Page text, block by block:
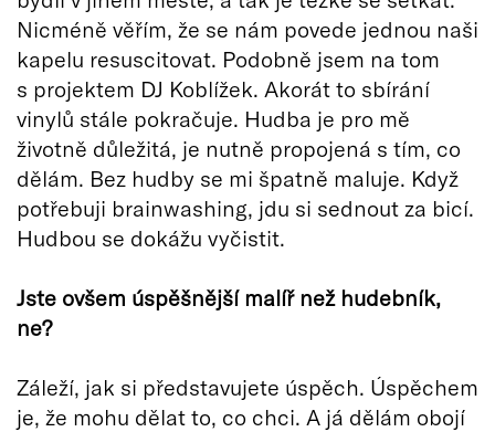
Nicméně věřím, že se nám povede jednou naši
kapelu resuscitovat. Podobně jsem na tom
s projektem DJ Koblížek. Akorát to sbírání
vinylů stále pokračuje. Hudba je pro mě
životně důležitá, je nutně propojená s tím, co
dělám. Bez hudby se mi špatně maluje. Když
potřebuji brainwashing, jdu si sednout za bicí.
Hudbou se dokážu vyčistit.
Jste ovšem úspěšnější malíř než hudebník,
ne?
Záleží, jak si představujete úspěch. Úspěchem
je, že mohu dělat to, co chci. A já dělám obojí